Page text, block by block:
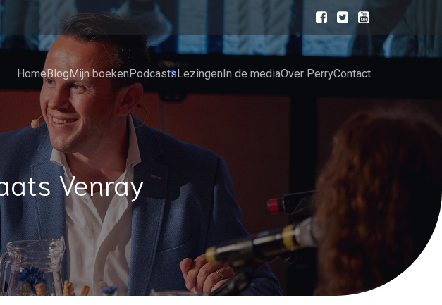
HomeBlogMijn boekenPodcastsLezingenIn de mediaOver PerryContact
Venray